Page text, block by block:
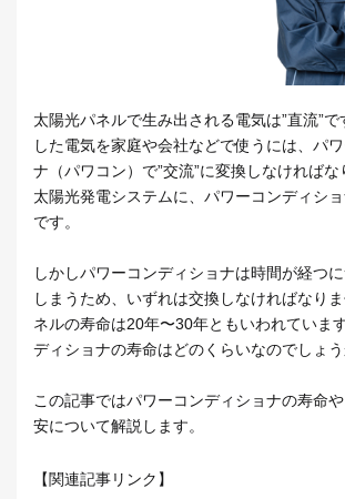
太陽光パネルで生み出される電気は”直流”
した電気を家庭や会社などで使うには、パ
ナ（パワコン）で”交流”に変換しなければな
太陽光発電システムに、パワーコンディシ
です。
しかしパワーコンディショナは時間が経つ
しまうため、いずれは交換しなければなり
ネルの寿命は20年〜30年ともいわれていま
ディショナの寿命はどのくらいなのでしょう
この記事ではパワーコンディショナの寿命
安について解説します。
【関連記事リンク】